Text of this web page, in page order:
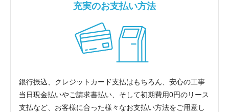
充実のお支払い方法
銀行振込、クレジットカード支払はもちろん、安心の工事
当日現金払いやご請求書払い、そして初期費用0円のリース
支払など、お客様に合った様々なお支払い方法をご用意し